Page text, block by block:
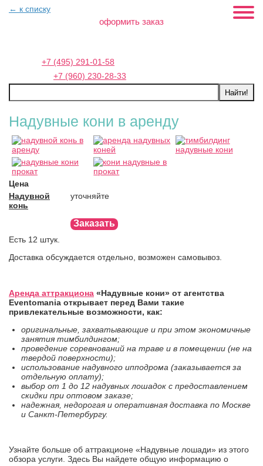
← к списку
оформить заказ
+7 (495) 291-01-58
+7 (960) 230-28-33
Надувные кони в аренду
Цена
Надувной
конь
уточняйте
Заказать
Есть 12 штук.
Доставка обсуждается отдельно, возможен самовывоз.
Аренда аттракциона «Надувные кони» от агентства
Eventomania открывает перед Вами такие
привлекательные возможности, как:
оригинальные, захватывающие и при этом экономичные
занятия тимбилдингом;
проведение соревнований на траве и в помещении (не на
твердой поверхности);
использование надувного ипподрома (заказывается за
отдельную оплату);
выбор от 1 до 12 надувных лошадок с предоставлением
скидки при оптовом заказе;
надежная, недорогая и оперативная доставка по Москве
и Санкт-Петербургу.
Узнайте больше об аттракционе «Надувные лошади» из этого
обзора услуги. Здесь Вы найдете общую информацию о